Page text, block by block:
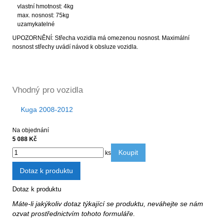
vlastní hmotnost: 4kg
max. nosnost: 75kg
uzamykatelné
UPOZORNĚNÍ: Střecha vozidla má omezenou nosnost. Maximální
nosnost střechy uvádí návod k obsluze vozidla.
Vhodný pro vozidla
Kuga 2008-2012
Na objednání
5 088 Kč
ks
Koupit
Dotaz k produktu
Dotaz k produktu
Máte-li jakýkoliv dotaz týkající se produktu, neváhejte se nám
ozvat prostřednictvím tohoto formuláře.